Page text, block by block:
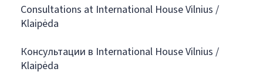
Consultations at International House Vilnius /
Klaipėda
Консультации в International House Vilnius /
Klaipėda